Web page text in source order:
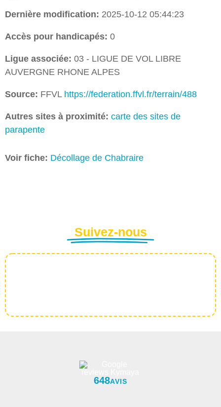
Dernière modification: 2025-10-12 05:44:23
Accès pour handicapés: 0
Ligue associée: 03 - LIGUE DE VOL LIBRE
AUVERGNE RHONE ALPES
Source: FFVL https://federation.ffvl.fr/terrain/488
Autres sites à proximité: carte des sites de
parapente
Voir fiche: Décollage de Chabraire
Suivez-nous
648AVIS